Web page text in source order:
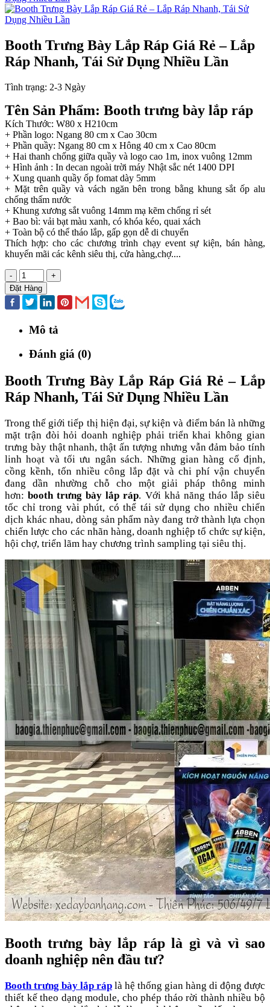
Booth Trưng Bày Lắp Ráp Giá Rẻ – Lắp
Ráp Nhanh, Tái Sử Dụng Nhiều Lần
Tình trạng: 2-3 Ngày
Tên Sản Phẩm: Booth trưng bày lắp ráp
Kích Thước: W80 x H210cm
+ Phần logo: Ngang 80 cm x Cao 30cm
+ Phần quầy: Ngang 80 cm x Hông 40 cm x Cao 80cm
+ Hai thanh chống giữa quầy và logo cao 1m, inox vuông 12mm
+ Hình ảnh : In decan ngoài trời máy Nhật sắc nét 1400 DPI
+ Xung quanh quầy ốp fomat dày 5mm
+ Mặt trên quầy và vách ngăn bên trong bằng khung sắt ốp alu
chống thấm nước
+ Khung xương sắt vuông 14mm mạ kẽm chống rỉ sét
+ Bao bì: vải bạt màu xanh, có khóa kéo, quai xách
+ Toàn bộ có thể tháo lắp, gấp gọn dễ di chuyển
Thích hợp: cho các chương trình chạy event sự kiện, bán hàng,
khuyến mãi các kênh siêu thị, cửa hàng,chợ....
-
+
Đặt Hàng
Mô tả
Đánh giá (0)
Booth Trưng Bày Lắp Ráp Giá Rẻ – Lắp
Ráp Nhanh, Tái Sử Dụng Nhiều Lần
Trong thế giới tiếp thị hiện đại, sự kiện và điểm bán là những
mặt trận đòi hỏi doanh nghiệp phải triển khai không gian
trưng bày thật nhanh, thật ấn tượng nhưng vẫn đảm bảo tính
linh hoạt và tối ưu ngân sách. Những gian hàng cố định,
cồng kềnh, tốn nhiều công lắp đặt và chi phí vận chuyển
đang dần nhường chỗ cho một giải pháp thông minh
hơn:booth trưng bày lắp ráp. Với khả năng tháo lắp siêu
tốc chỉ trong vài phút, có thể tái sử dụng cho nhiều chiến
dịch khác nhau, dòng sản phẩm này đang trở thành lựa chọn
chiến lược cho các nhãn hàng, doanh nghiệp tổ chức sự kiện,
hội chợ, triển lãm hay chương trình sampling tại siêu thị.
Booth trưng bày lắp ráp là gì và vì sao
doanh nghiệp nên đầu tư?
Booth trưng bày lắp ráp là hệ thống gian hàng di động được
thiết kế theo dạng module, cho phép tháo rời thành nhiều bộ